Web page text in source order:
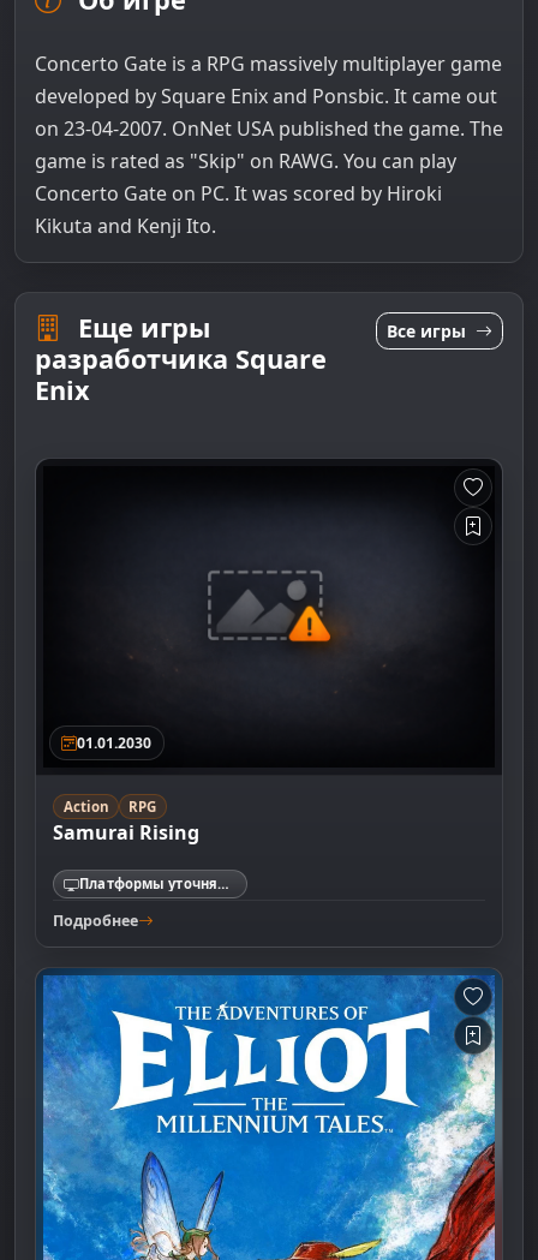
Concerto Gate is a RPG massively multiplayer game
developed by Square Enix and Ponsbic. It came out
on 23-04-2007. OnNet USA published the game. The
game is rated as "Skip" on RAWG. You can play
Concerto Gate on PC. It was scored by Hiroki
Kikuta and Kenji Ito.
Еще игры
разработчика Square
Enix
Все игры
01.01.2030
Action RPG
Samurai Rising
Платформы уточняются
Подробнее